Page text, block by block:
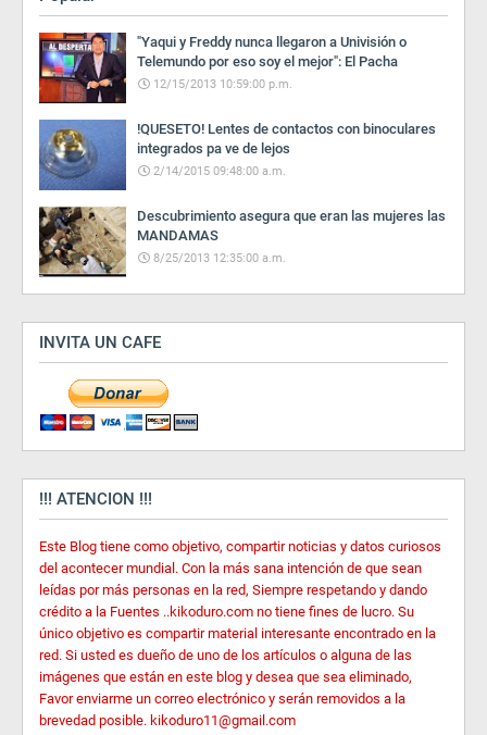
"Yaqui y Freddy nunca llegaron a Univisión o
Telemundo por eso soy el mejor": El Pacha
12/15/2013 10:59:00 p.m.
!QUESETO! Lentes de contactos con binoculares
integrados pa ve de lejos
2/14/2015 09:48:00 a.m.
Descubrimiento asegura que eran las mujeres las
MANDAMAS
8/25/2013 12:35:00 a.m.
INVITA UN CAFE
!!! ATENCION !!!
Este Blog tiene como objetivo, compartir noticias y datos curiosos
del acontecer mundial. Con la más sana intención de que sean
leídas por más personas en la red, Siempre respetando y dando
crédito a la Fuentes ..kikoduro.com no tiene fines de lucro. Su
único objetivo es compartir material interesante encontrado en la
red. Si usted es dueño de uno de los artículos o alguna de las
imágenes que están en este blog y desea que sea eliminado,
Favor enviarme un correo electrónico y serán removidos a la
brevedad posible. kikoduro11@gmail.com